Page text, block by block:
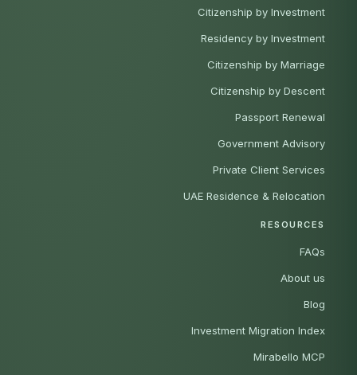
Citizenship by Investment
Residency by Investment
Citizenship by Marriage
Citizenship by Descent
Passport Renewal
Government Advisory
Private Client Services
UAE Residence & Relocation
RESOURCES
FAQs
About us
Blog
Investment Migration Index
Mirabello MCP